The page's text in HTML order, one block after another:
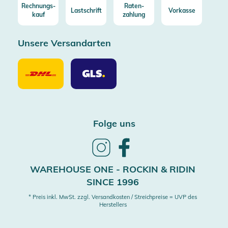
Rechnungs-
kauf
Lastschrift
Raten-
zahlung
Vorkasse
Unsere Versandarten
Unsere
Versandarten
DHL
Unsere
Versandarten
GLS
Folge uns
Follow
InstagramFacebook
WAREHOUSE ONE - ROCKIN & RIDIN
SINCE 1996
* Preis inkl. MwSt. zzgl. Versandkosten / Streichpreise = UVP des
Herstellers